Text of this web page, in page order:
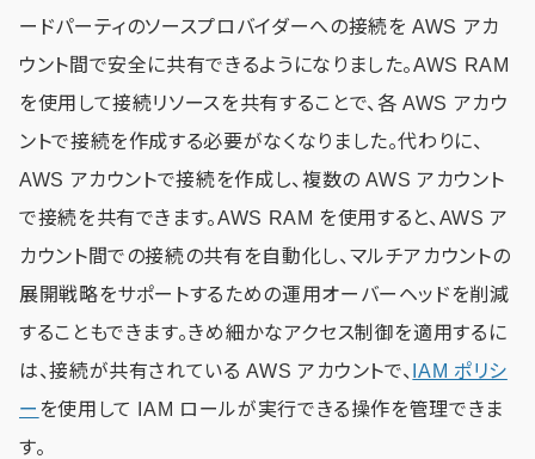
ードパーティのソースプロバイダーへの接続を AWS アカ
ウント間で安全に共有できるようになりました。AWS RAM
を使用して接続リソースを共有することで、各 AWS アカウ
ントで接続を作成する必要がなくなりました。代わりに、
AWS アカウントで接続を作成し、複数の AWS アカウント
で接続を共有できます。AWS RAM を使用すると、AWS ア
カウント間での接続の共有を自動化し、マルチアカウントの
展開戦略をサポートするための運用オーバーヘッドを削減
することもできます。きめ細かなアクセス制御を適用するに
は、接続が共有されている AWS アカウントで、 IAM ポリシ
ー を使用して IAM ロールが実行できる操作を管理できま
す。